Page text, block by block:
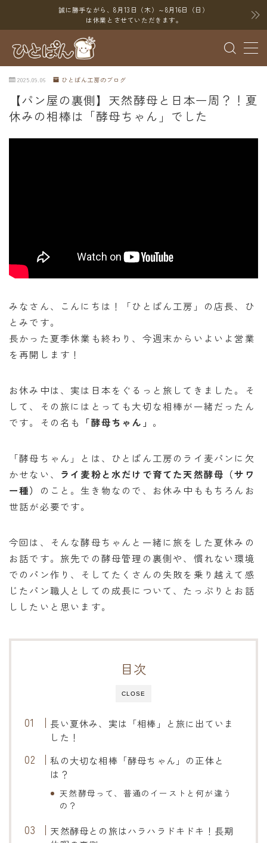
誠に勝手ながら、8月13日（木）～8月16日（日）
は休業とさせていただきます。
MENU
ブログ
SNS
YouTube
オンラインショップ
アクセス
求人
2025.09.06 ひとぱん工房のブログ
【パン屋の裏側】天然酵母と日本一周？！夏
休みの相棒は「酵母ちゃん」でした
みなさん、こんにちは！「ひとぱん工房」の店長、ひ
とみです。
長かった夏季休業も終わり、今週末からいよいよ営業
を再開します！
お休み中は、実は日本をぐるっと旅してきました。そ
して、その旅にはとっても大切な相棒が一緒だったん
です。その名も
「酵母ちゃん」 。
「酵母ちゃん」とは、ひとぱん工房のライ麦パンに欠
かせない、 ライ麦粉と水だけで育てた天然酵母（サワ
ー種）
のこと。生き物なので、お休み中ももちろんお
世話が必要です。
今回は、そんな酵母ちゃんと一緒に旅をした夏休みの
お話です。旅先での酵母管理の裏側や、慣れない環境
でのパン作り、そしてたくさんの失敗を乗り越えて感
じたパン職人としての成長について、たっぷりとお話
ししたいと思います。
CLOSE
目次
長い夏休み、実は「相棒」と旅に出ていま
した！
私の大切な相棒「酵母ちゃん」の正体と
は？
天然酵母って、普通のイーストと何が違う
の？
天然酵母との旅はハラハラドキドキ！長期